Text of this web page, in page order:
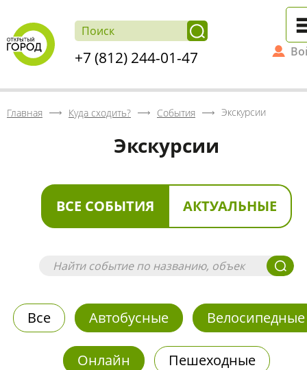
+7 (812) 244-01-47
Главная Куда сходить? События Экскурсии
Экскурсии
ВСЕ СОБЫТИЯ АКТУАЛЬНЫЕ
Все Автобусные Велосипедные
Онлайн Пешеходные